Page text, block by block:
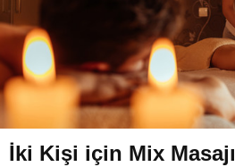
İki Kişi için Mix Masajı